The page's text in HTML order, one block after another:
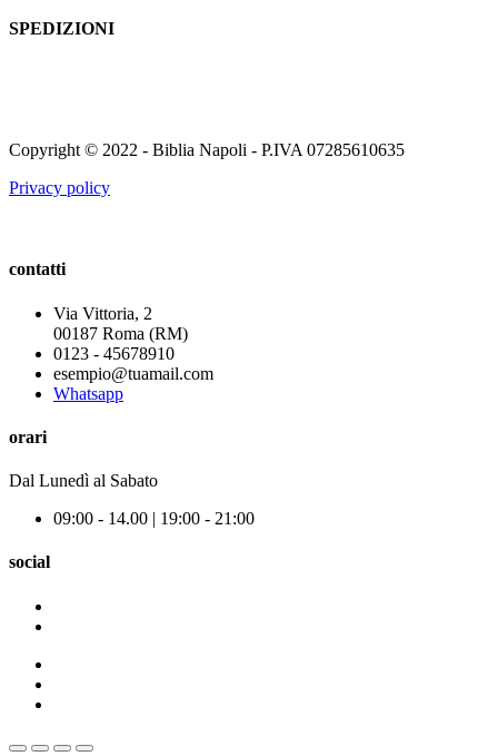
SPEDIZIONI
Copyright © 2022 - Biblia Napoli - P.IVA 07285610635
Privacy policy
contatti
Via Vittoria, 2
00187 Roma (RM)
0123 - 45678910
esempio@tuamail.com
Whatsapp
orari
Dal Lunedì al Sabato
09:00 - 14.00 | 19:00 - 21:00
social